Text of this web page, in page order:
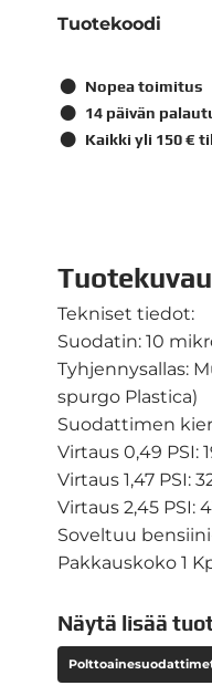
Tuotekoodi
Nopea toimitus
14 päivän
Kaikki yli 150 €
Tekniset tiedot:
Suodatin: 10
Tyhjennysallas:
spurgo Plastica)
Suodattimen
Virtaus 0,49 PSI:
Virtaus 1,47 PSI:
Virtaus 2,45 PSI:
Soveltuu
Pakkauskoko 1
Näytä lisää